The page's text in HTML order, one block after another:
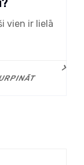
vien ir lielā